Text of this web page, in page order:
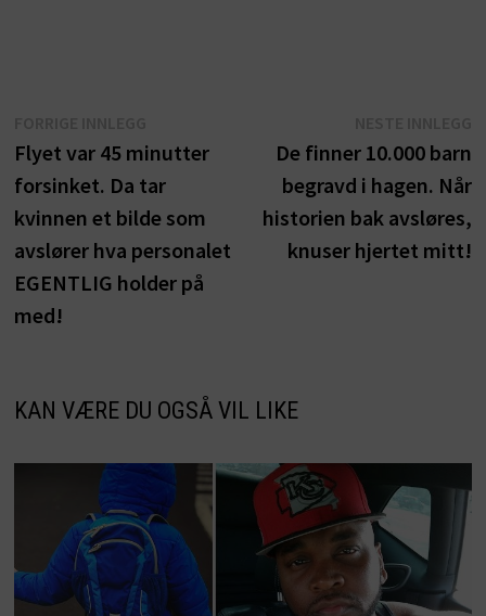
innlegg:
Flyet var 45 minutter
forsinket. Da tar
kvinnen et bilde som
avslører hva personalet
EGENTLIG holder på
med!
De finner 10.000 barn
begravd i hagen. Når
historien bak avsløres,
knuser hjertet mitt!
KAN VÆRE DU OGSÅ VIL LIKE